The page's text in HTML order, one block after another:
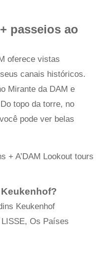
passeios ao
oferece vistas
canais históricos.
Mirante da DAM e
topo da torre, no
pode ver belas
+ A’DAM Lookout tours
Keukenhof
Os Países